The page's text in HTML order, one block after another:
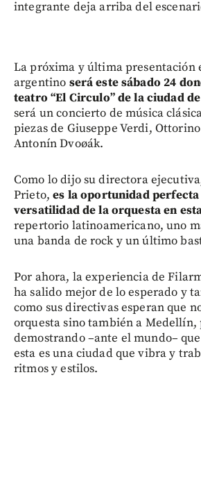
integrante deja arriba del
La próxima y última
argentino será este sábado 24
teatro “El Circulo” de la ciudad
será un concierto de música
piezas de Giuseppe Verdi,
Antonín Dvoøák.
Como lo dijo su directora
Prieto,es la oportunidad
versatilidad de la orquesta en
repertorio latinoamericano, uno
una banda de rock y un último
Por ahora, la experiencia de
ha salido mejor de lo esperado y
como sus directivas esperan que
orquesta sino también a Medellín,
demostrando –ante el mundo–
esta es una ciudad que vibra y
ritmos y estilos.